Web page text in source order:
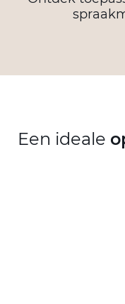
Een ideale